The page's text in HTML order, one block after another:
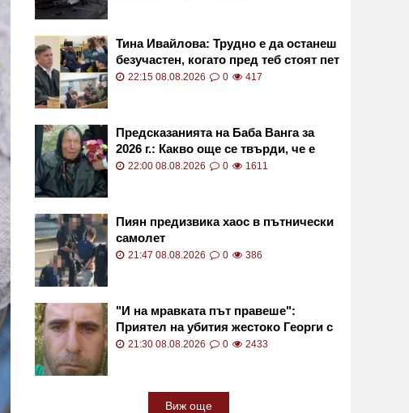
Тина Ивайлова: Трудно е да останеш
безучастен, когато пред теб стоят пет
деца
22:15 08.08.2026 0 417
Предсказанията на Баба Ванга за
2026 г.: Какво още се твърди, че е
предсказала
22:00 08.08.2026 0 1611
Пиян предизвика хаос в пътнически
самолет
21:47 08.08.2026 0 386
"И на мравката път правеше":
Приятел на убития жестоко Георги с
разтърсващи думи
21:30 08.08.2026 0 2433
Виж още